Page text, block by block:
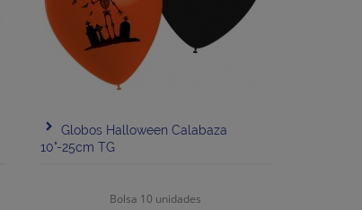
Globos Halloween Calabaza
10"-25cm TG
Bolsa 10 unidades